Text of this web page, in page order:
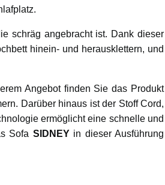
schräg angebracht ist. Dank dieser
hinein- und herausklettern, und
Angebot finden Sie das Produkt
Darüber hinaus ist der Stoff Cord,
ermöglicht eine schnelle und
Sofa SIDNEYin dieser Ausführung